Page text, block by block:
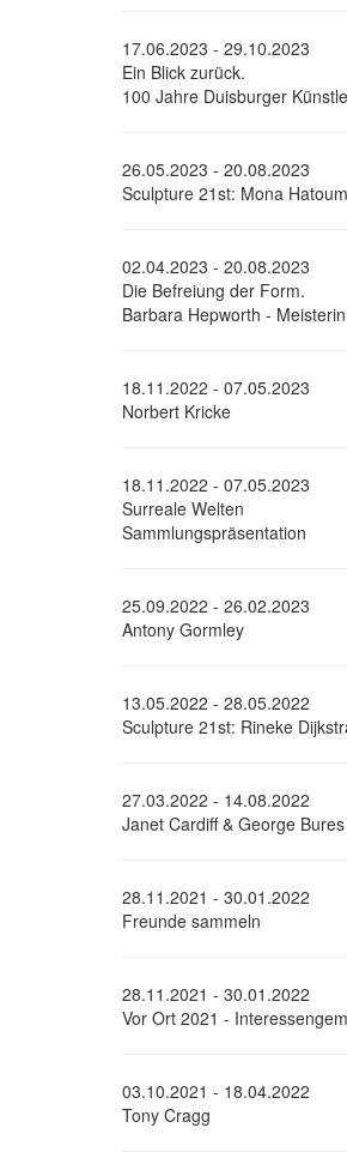
17.06.2023 - 29.10.2023
Ein Blick zurück.
100 Jahre Duisburger
26.05.2023 - 20.08.2023
Sculpture 21st: Mona Hatoum
02.04.2023 - 20.08.2023
Die Befreiung der Form.
Barbara Hepworth -
18.11.2022 - 07.05.2023
Norbert Kricke
18.11.2022 - 07.05.2023
Surreale Welten
Sammlungspräsentation
25.09.2022 - 26.02.2023
Antony Gormley
13.05.2022 - 28.05.2022
Sculpture 21st: Rineke
27.03.2022 - 14.08.2022
Janet Cardiff & George
28.11.2021 - 30.01.2022
Freunde sammeln
28.11.2021 - 30.01.2022
Vor Ort 2021 -
03.10.2021 - 18.04.2022
Tony Cragg